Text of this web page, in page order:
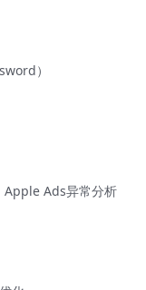
）
Apple Ads异常分析